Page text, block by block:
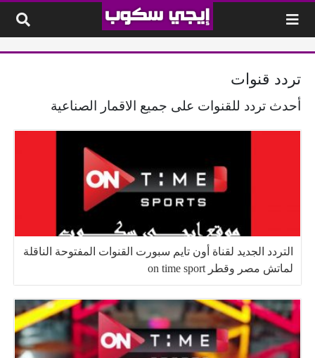
تردد قنوات
أحدث تردد للقنوات على جميع الاقمار الصناعية
التردد الجديد لقناة أون تايم سبورت القنوات المفتوحة الناقلة
لماتش مصر وقطر on time sport